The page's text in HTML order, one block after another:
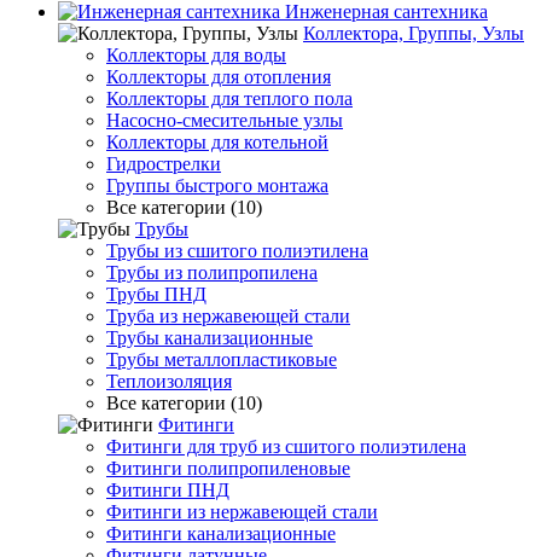
Инженерная сантехника
Коллектора, Группы, Узлы
Коллекторы для воды
Коллекторы для отопления
Коллекторы для теплого пола
Насосно-смесительные узлы
Коллекторы для котельной
Гидрострелки
Группы быстрого монтажа
Все категории (10)
Трубы
Трубы из сшитого полиэтилена
Трубы из полипропилена
Трубы ПНД
Труба из нержавеющей стали
Трубы канализационные
Трубы металлопластиковые
Теплоизоляция
Все категории (10)
Фитинги
Фитинги для труб из сшитого полиэтилена
Фитинги полипропиленовые
Фитинги ПНД
Фитинги из нержавеющей стали
Фитинги канализационные